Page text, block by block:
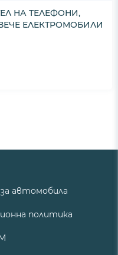
НА ТЕЛЕФОНИ,
ЕЛЕКТРОМОБИЛИ
автомобила
политика